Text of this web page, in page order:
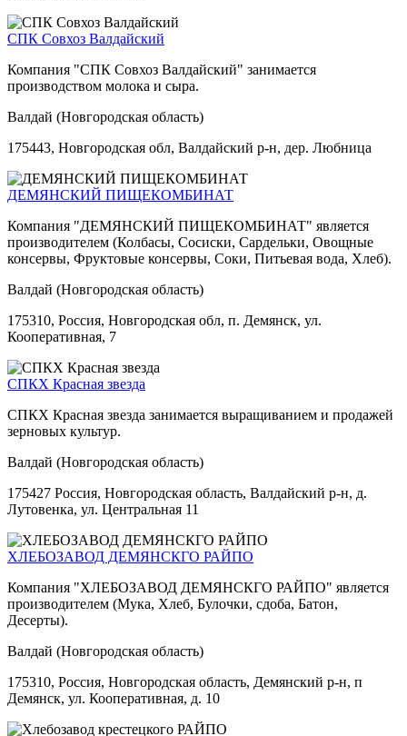
СПК Совхоз Валдайский
Компания "СПК Совхоз Валдайский" занимается
производством молока и сыра.
Валдай (Новгородская область)
175443, Новгородская обл, Валдайский р-н, дер. Любница
ДЕМЯНСКИЙ ПИЩЕКОМБИНАТ
Компания "ДЕМЯНСКИЙ ПИЩЕКОМБИНАТ" является
производителем (Колбасы, Сосиски, Сардельки, Овощные
консервы, Фруктовые консервы, Соки, Питьевая вода, Хлеб).
Валдай (Новгородская область)
175310, Россия, Новгородская обл, п. Демянск, ул.
Кооперативная, 7
СПКХ Красная звезда
СПКХ Красная звезда занимается выращиванием и продажей
зерновых культур.
Валдай (Новгородская область)
175427 Россия, Новгородская область, Валдайский р-н, д.
Лутовенка, ул. Центральная 11
ХЛЕБОЗАВОД ДЕМЯНСКГО РАЙПО
Компания "ХЛЕБОЗАВОД ДЕМЯНСКГО РАЙПО" является
производителем (Мука, Хлеб, Булочки, сдоба, Батон,
Десерты).
Валдай (Новгородская область)
175310, Россия, Новгородская область, Демянский р-н, п
Демянск, ул. Кооперативная, д. 10